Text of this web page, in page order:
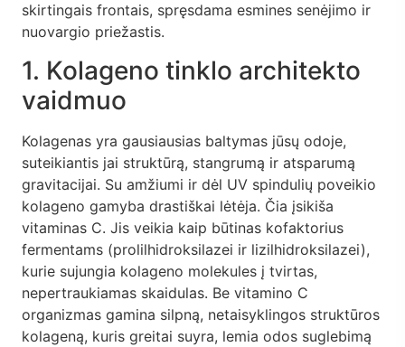
skirtingais frontais, spręsdama esmines senėjimo ir
nuovargio priežastis.
1. Kolageno tinklo architekto
vaidmuo
Kolagenas yra gausiausias baltymas jūsų odoje,
suteikiantis jai struktūrą, stangrumą ir atsparumą
gravitacijai. Su amžiumi ir dėl UV spindulių poveikio
kolageno gamyba drastiškai lėtėja. Čia įsikiša
vitaminas C. Jis veikia kaip būtinas kofaktorius
fermentams (prolilhidroksilazei ir lizilhidroksilazei),
kurie sujungia kolageno molekules į tvirtas,
nepertraukiamas skaidulas. Be vitamino C
organizmas gamina silpną, netaisyklingos struktūros
kolageną, kuris greitai suyra, lemia odos suglebimą